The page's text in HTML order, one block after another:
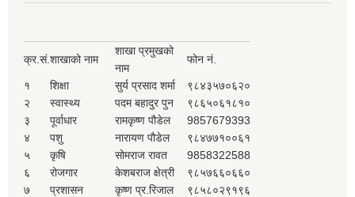
क्र.सं.शाखाको नाम
शाखा प्रमुखको
नाम
फोन नं.
१ शिक्षा सुर्य प्रसाद शर्मा
९८४३५७०६२०
२
स्वास्थ्य पदम बहादुर पुन
९८६५०६१८१०
३
पूर्वाधार रामकृष्ण पौडेल
9857679393
४
पशु नारायण पौडेल
९८४७७१००६१
५
कृषि सोमराज रावत
9858322588
६
रोजगार केशबराज क्षेत्री
९८५७६६०६६०
७
प्रशासन कृष्ण प्र.रिजाल ९८५८०२९१९६